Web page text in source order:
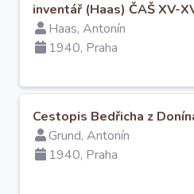
Edice
Hledat
Mapy
inventář (Haas) ČAŠ XV-
Haas, Antonín
1940, Praha
Cestopis Bedřicha z
Grund, Antonín
1940, Praha